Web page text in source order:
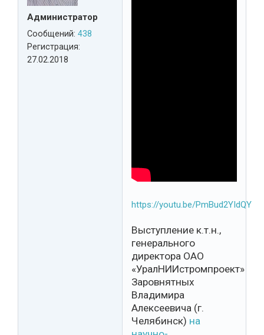
Администратор
Сообщений: 438
Регистрация:
27.02.2018
https://youtu.be/PmBud2YIdQY
Выступление к.т.н.,
генерального
директора ОАО
«УралНИИстромпроект»
Заровнятных
Владимира
Алексеевича (г.
Челябинск) на